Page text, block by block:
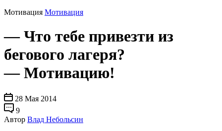
Мотивация Мотивация
— Что тебе привезти из
бегового лагеря?
— Мотивацию!
28 Мая 2014
9
Автор Влад Небольсин